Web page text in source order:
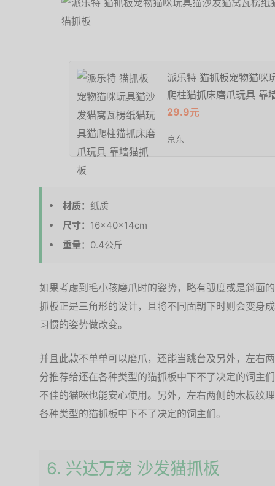
派乐特 猫抓板宠物猫咪
爬柱猫抓床磨爪玩具 靠
29.9元
京东
材质： 纸质
尺寸： 16×40×14cm
重量： 0.4公斤
如果考虑到毛小孩磨爪时的姿势，略有弧度或是斜面
抓板正是三角形的设计，且将不同面朝下时则会变身
习惯的姿势做改变。
并且此款不单单可以磨爪，还能当跳台及另外，左右
分推荐给还在各种类型的猫抓板中下不了决定的饲主
不佳的猫咪也能安心使用。另外，左右两侧的木板纹
各种类型的猫抓板中下不了决定的饲主们。
6. 兴达万宠 沙发猫抓板